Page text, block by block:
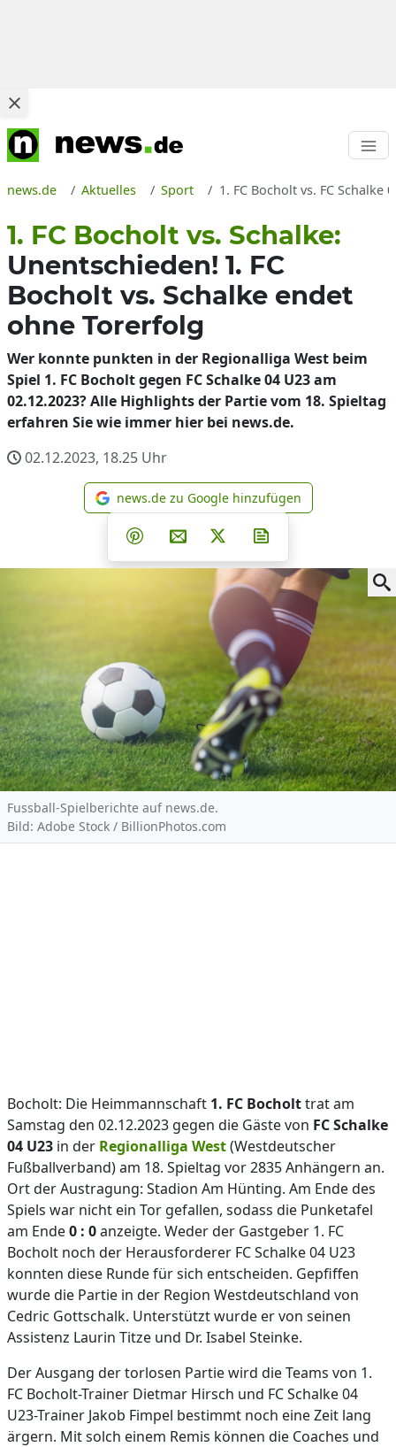
news.de Aktuelles Sport 1. FC Bocholt vs. FC
1. FC Bocholt vs. Schalke:
Unentschieden! 1. FC
Bocholt vs. Schalke endet
ohne Torerfolg
Wer konnte punkten in der Regionalliga West beim
Spiel 1. FC Bocholt gegen FC Schalke 04 U23 am
02.12.2023? Alle Highlights der Partie vom 18. Spieltag
erfahren Sie wie immer hier bei news.de.
02.12.2023, 18.25 Uhr
news.de zu Google
news.de zu Google hinzufügen
Teilen auf Facebook
Teilen auf Whatsapp
Teilen auf Telegram
Teilen auf Pinterest
Per E-Mail teilen
Post auf X
Fussball-Spielberichte auf news.de.
Bild: Adobe Stock / BillionPhotos.com
Bocholt: Die Heimmannschaft 1. FC Bocholttrat am
Samstag den 02.12.2023 gegen die Gäste von FC Schalke
04 U23 in der Regionalliga West(Westdeutscher
Fußballverband) am 18. Spieltag vor 2835 Anhängern an.
Ort der Austragung: Stadion Am Hünting. Am Ende des
Spiels war nicht ein Tor gefallen, sodass die Punketafel
am Ende0 : 0anzeigte. Weder der Gastgeber 1. FC
Bocholt noch der Herausforderer FC Schalke 04 U23
konnten diese Runde für sich entscheiden. Gepfiffen
wurde die Partie in der Region Westdeutschland von
Cedric Gottschalk. Unterstützt wurde er von seinen
Assistenz Laurin Titze und Dr. Isabel Steinke.
Der Ausgang der torlosen Partie wird die Teams von 1.
FC Bocholt-Trainer Dietmar Hirsch und FC Schalke 04
U23-Trainer Jakob Fimpel bestimmt noch eine Zeit lang
ärgern. Mit solch einem Remis können die Coaches und